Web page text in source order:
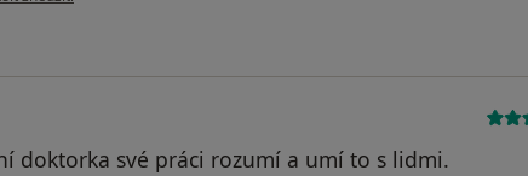
doktorka své práci rozumí a umí to s lidmi.